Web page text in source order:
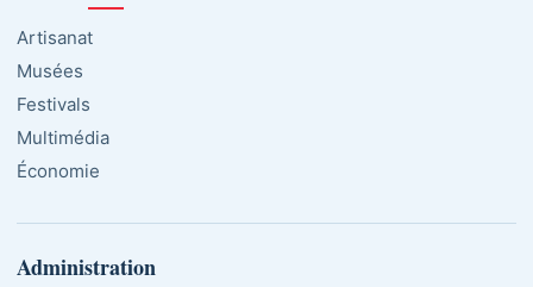
Artisanat
Musées
Festivals
Multimédia
Économie
Administration